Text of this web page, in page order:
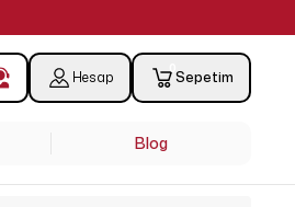
Hesap 0 Sepetim
Blog